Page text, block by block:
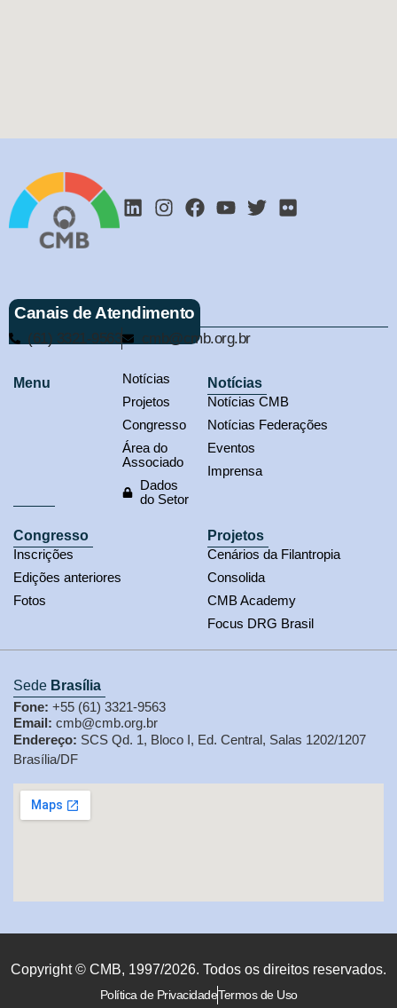
Canais de Atendimento
(61) 3321-9563 cmb@cmb.org.br
Menu
Notícias
Projetos
Congresso
Área do
Associado
Dados
do Setor
Notícias
Notícias CMB
Notícias Federações
Eventos
Imprensa
Congresso
Inscrições
Edições anteriores
Fotos
Projetos
Cenários da Filantropia
Consolida
CMB Academy
Focus DRG Brasil
Sede Brasília
Fone: +55 (61) 3321-9563
Email: cmb@cmb.org.br
Endereço: SCS Qd. 1, Bloco I, Ed. Central, Salas 1202/1207
Brasília/DF
Copyright © CMB, 1997/2026. Todos os direitos reservados.
Política de PrivacidadeTermos de Uso